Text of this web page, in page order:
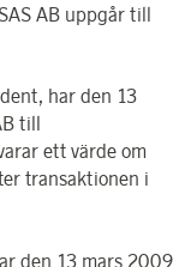
AB uppgår till
har den 13
till
ett värde om
transaktionen i
den 13 mars 2009